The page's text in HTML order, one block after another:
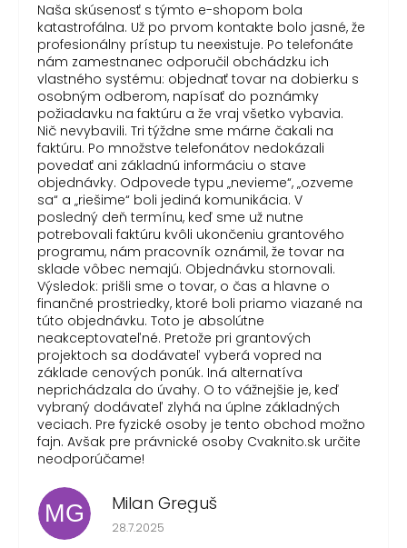
Naša skúsenosť s týmto e-shopom bola
katastrofálna. Už po prvom kontakte bolo jasné, že
profesionálny prístup tu neexistuje. Po telefonáte
nám zamestnanec odporučil obchádzku ich
vlastného systému: objednať tovar na dobierku s
osobným odberom, napísať do poznámky
požiadavku na faktúru a že vraj všetko vybavia.
Nič nevybavili. Tri týždne sme márne čakali na
faktúru. Po množstve telefonátov nedokázali
povedať ani základnú informáciu o stave
objednávky. Odpovede typu „nevieme“, „ozveme
sa“ a „riešime“ boli jediná komunikácia. V
posledný deň termínu, keď sme už nutne
potrebovali faktúru kvôli ukončeniu grantového
programu, nám pracovník oznámil, že tovar na
sklade vôbec nemajú. Objednávku stornovali.
Výsledok: prišli sme o tovar, o čas a hlavne o
finančné prostriedky, ktoré boli priamo viazané na
túto objednávku. Toto je absolútne
neakceptovateľné. Pretože pri grantových
projektoch sa dodávateľ vyberá vopred na
základe cenových ponúk. Iná alternatíva
neprichádzala do úvahy. O to vážnejšie je, keď
vybraný dodávateľ zlyhá na úplne základných
veciach. Pre fyzické osoby je tento obchod možno
fajn. Avšak pre právnické osoby Cvaknito.sk určite
neodporúčame!
MG Milan Greguš
Hodnotenie obchodu je 5 z 5 hviezdičiek.
28.7.2025